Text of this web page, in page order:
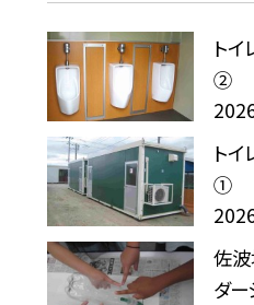
ト
②
ト
①
佐
ダー